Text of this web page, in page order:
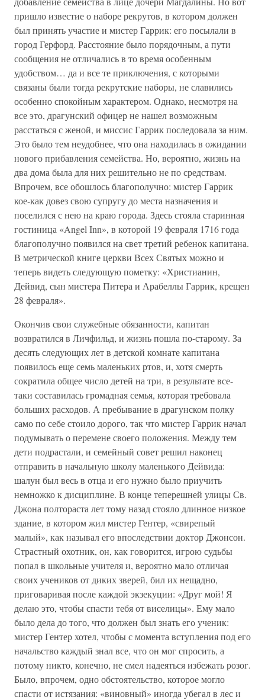
пришло известие о наборе рекрутов, в котором должен
был принять участие и мистер Гаррик: его посылали в
город Герфорд. Расстояние было порядочным, а пути
сообщения не отличались в то время особенным
удобством… да и все те приключения, с которыми
связаны были тогда рекрутские наборы, не славились
особенно спокойным характером. Однако, несмотря на
все это, драгунский офицер не нашел возможным
расстаться с женой, и миссис Гаррик последовала за ним.
Это было тем неудобнее, что она находилась в ожидании
нового прибавления семейства. Но, вероятно, жизнь на
два дома была для них решительно не по средствам.
Впрочем, все обошлось благополучно: мистер Гаррик
кое-как довез свою супругу до места назначения и
поселился с нею на краю города. Здесь стояла старинная
гостиница «Angel Inn», в которой 19 февраля 1716 года
благополучно появился на свет третий ребенок капитана.
В метрической книге церкви Всех Святых можно и
теперь видеть следующую пометку: «Христианин,
Дейвид, сын мистера Питера и Арабеллы Гаррик, крещен
28 февраля».
Окончив свои служебные обязанности, капитан
возвратился в Личфильд, и жизнь пошла по-старому. За
десять следующих лет в детской комнате капитана
появилось еще семь маленьких ртов, и, хотя смерть
сократила общее число детей на три, в результате все-
таки составилась громадная семья, которая требовала
больших расходов. А пребывание в драгунском полку
само по себе стоило дорого, так что мистер Гаррик начал
подумывать о перемене своего положения. Между тем
дети подрастали, и семейный совет решил наконец
отправить в начальную школу маленького Дейвида:
шалун был весь в отца и его нужно было приучить
немножко к дисциплине. В конце теперешней улицы Св.
Джона полтораста лет тому назад стояло длинное низкое
здание, в котором жил мистер Гентер, «свирепый
малый», как называл его впоследствии доктор Джонсон.
Страстный охотник, он, как говорится, игрою судьбы
попал в школьные учителя и, вероятно мало отличая
своих учеников от диких зверей, бил их нещадно,
приговаривая после каждой экзекуции: «Друг мой! Я
делаю это, чтобы спасти тебя от виселицы». Ему мало
было дела до того, что должен был знать его ученик:
мистер Гентер хотел, чтобы с момента вступления под его
начальство каждый знал все, что он мог спросить, а
потому никто, конечно, не смел надеяться избежать розог.
Было, впрочем, одно обстоятельство, которое могло
спасти от истязания: «виновный» иногда убегал в лес и